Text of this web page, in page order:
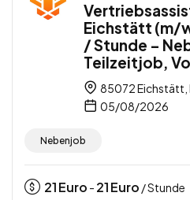
Eichstätt (m/
/ Stunde –
Teilzeitjob,
85072 Eichstätt,
05/08/2026
Nebenjob
21Euro - 21Euro / Stunde